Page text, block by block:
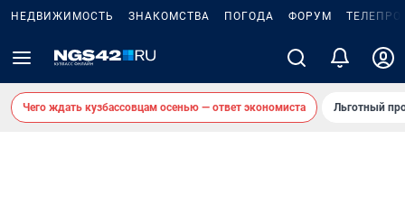
НЕДВИЖИМОСТЬ ЗНАКОМСТВА ПОГОДА ФОРУМ
Чего ждать кузбассовцам осенью — ответ экономиста Льготный